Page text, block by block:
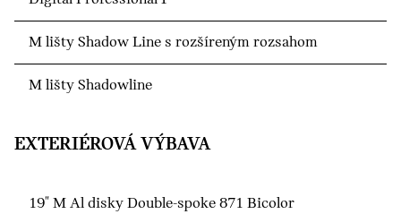
M lišty Shadow Line s rozšíreným rozsahom
M lišty Shadowline
EXTERIÉROVÁ VÝBAVA
19" M Al disky Double-spoke 871 Bicolor